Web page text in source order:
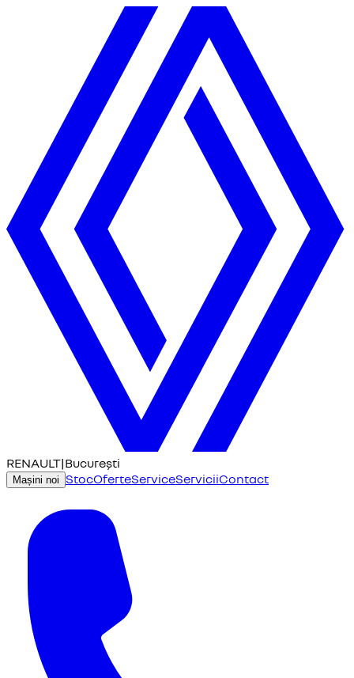
RENAULT|București
Mașini noi StocOferteServiceServiciiContact